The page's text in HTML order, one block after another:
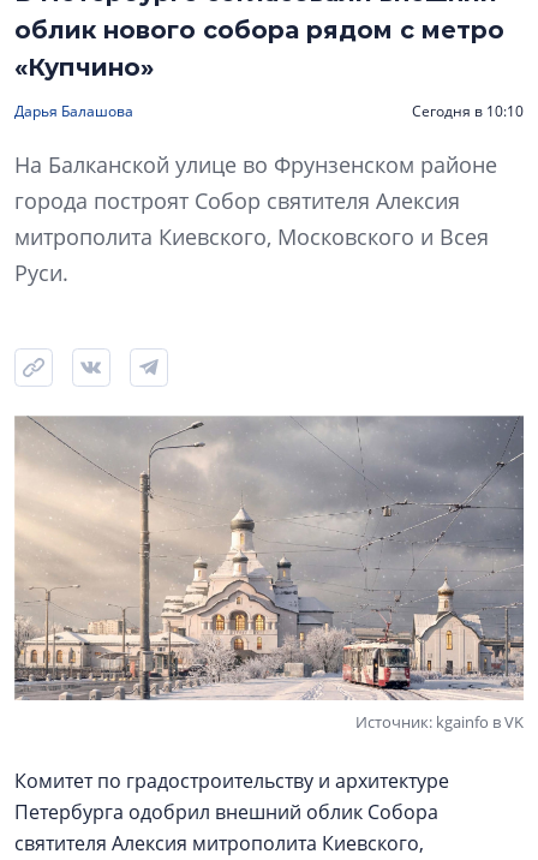
облик нового собора рядом с метро
«Купчино»
Дарья Балашова Сегодня в 10:10
На Балканской улице во Фрунзенском районе
города построят Собор святителя Алексия
митрополита Киевского, Московского и Всея
Руси.
Источник: kgainfo в VK
Комитет по градостроительству и архитектуре
Петербурга одобрил внешний облик Собора
святителя Алексия митрополита Киевского,